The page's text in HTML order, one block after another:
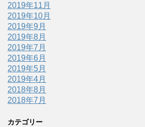
2019年11月
2019年10月
2019年9月
2019年8月
2019年7月
2019年6月
2019年5月
2019年4月
2018年8月
2018年7月
カテゴリー